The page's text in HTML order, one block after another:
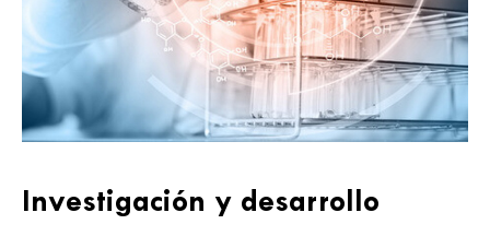
Investigación y desarrollo